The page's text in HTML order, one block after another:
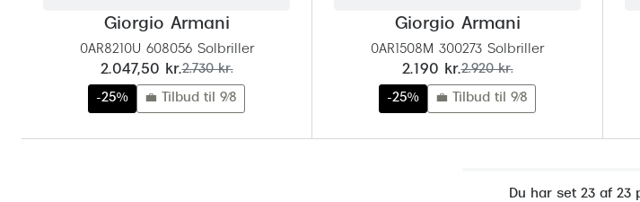
Giorgio Armani
0AR8210U 608056 Solbriller
nu:
2.047,50 kr.før:
2.730 kr.
-25% 💼 Tilbud til 9/8
Giorgio Armani
0AR1508M 300273 Solbriller
nu:
2.190 kr.før:
2.920 kr.
-25% 💼 Tilbud til 9/8
Du har set 23 af 23